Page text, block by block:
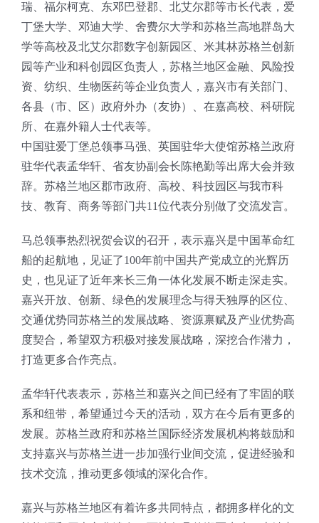
瑞、福尔柯克、东邓巴登郡、北艾尔郡等市长代表，爱
丁堡大学、邓迪大学、舍费尔大学和苏格兰高地群岛大
学等高校及北艾尔郡数字创新园区、米其林苏格兰创新
园等产业和科创园区负责人，苏格兰地区金融、风险投
资、纺织、生物医药等企业负责人，嘉兴市有关部门、
各县（市、区）政府外办（友协）、在嘉高校、科研院
所、在嘉外籍人士代表等。
中国驻爱丁堡总领事马强、英国驻华大使馆苏格兰政府
驻华代表孟华轩、省友协副会长陈艳勤等出席大会并致
辞。苏格兰地区郡市政府、高校、科技园区与我市科
技、教育、商务等部门共11位代表分别做了交流发言。
马总领事热烈祝贺会议的召开，表示嘉兴是中国革命红
船的起航地，见证了100年前中国共产党成立的光辉历
史，也见证了近年来长三角一体化发展不断走深走实。
嘉兴开放、创新、绿色的发展理念与得天独厚的区位、
交通优势同苏格兰的发展战略、资源禀赋及产业优势高
度契合，希望双方积极对接发展战略，深挖合作潜力，
打造更多合作亮点。
孟华轩代表表示，苏格兰和嘉兴之间已经有了牢固的联
系和纽带，希望通过今天的活动，双方在今后有更多的
发展。苏格兰政府和苏格兰国际经济发展机构将鼓励和
支持嘉兴与苏格兰进一步加强行业间交流，促进经验和
技术交流，推动更多领域的深化合作。
嘉兴与苏格兰地区有着许多共同特点，都拥多样化的文